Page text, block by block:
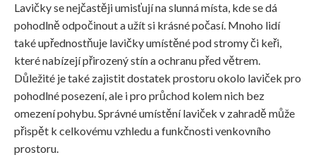
Lavičky se nejčastěji umisťují na slunná místa, kde se dá
pohodlně odpočinout a užít si krásné počasí. Mnoho lidí
také upřednostňuje lavičky umístěné pod stromy či keři,
které nabízejí přirozený stín a ochranu před větrem.
Důležité je také zajistit dostatek prostoru okolo laviček pro
pohodlné posezení, ale i pro průchod kolem nich bez
omezení pohybu. Správné umístění laviček v zahradě může
přispět k celkovému vzhledu a funkčnosti venkovního
prostoru.